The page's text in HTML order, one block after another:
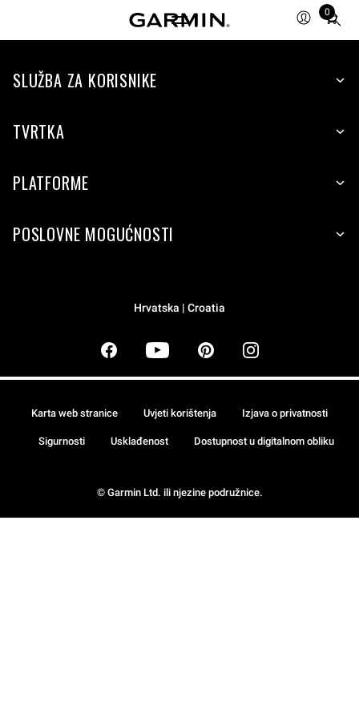
0
Total
items
cart:
SLUŽBA ZA KORISNIKE
TVRTKA
PLATFORME
POSLOVNE MOGUĆNOSTI
Hrvatska | Croatia
© Garmin Ltd. ili njezine podružnice.
Karta web stranice Uvjeti korištenja Izjava o privatnosti
Sigurnosti Usklađenost Dostupnost u digitalnom obliku